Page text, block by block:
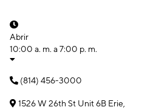
Abrir
10:00 a. m. a 7:00 p. m.
(814) 456-3000
1526 W 26th St Unit 6B Erie,